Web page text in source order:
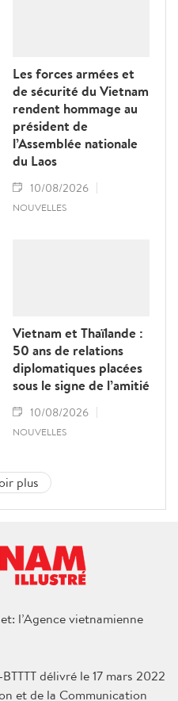
Les forces armées et
de sécurité du Vietnam
rendent hommage au
président de
l’Assemblée nationale
du Laos
10/08/2026
NOUVELLES
Vietnam et Thaïlande :
50 ans de relations
diplomatiques placées
sous le signe de l’amitié
10/08/2026
NOUVELLES
plus
l’Agence vietnamienne
délivré le 17 mars 2022
et de la Communication